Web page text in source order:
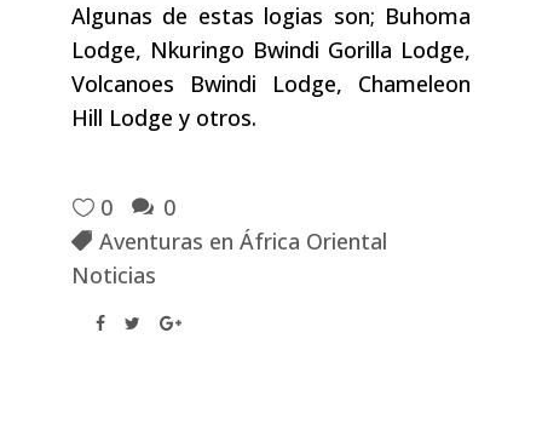
Algunas de estas logias son; Buhoma
Lodge, Nkuringo Bwindi Gorilla Lodge,
Volcanoes Bwindi Lodge, Chameleon
Hill Lodge y otros.
0
0
Aventuras en África Oriental
Noticias